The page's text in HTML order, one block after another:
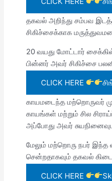
தகவல் அறிந்து சம்பவ
சிகிச்சைக்காக
20 வயது மோட்டார்
பின்னர் அவர் சிகிச்சை
CLICK HERE
காயமடைந்த மற்றொருவர்
காயங்கள் மற்றும் சில
அப்போது அவர்
மேலும் மற்றொரு நபர் இந்த
சென்றதாகவும் தகவல்
CLICK HERE